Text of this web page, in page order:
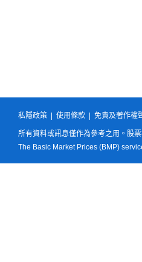
私隱政策 使用條款 免責及著作權
所有資料或訊息僅作為參考之用。股
The Basic Market Prices (BMP)